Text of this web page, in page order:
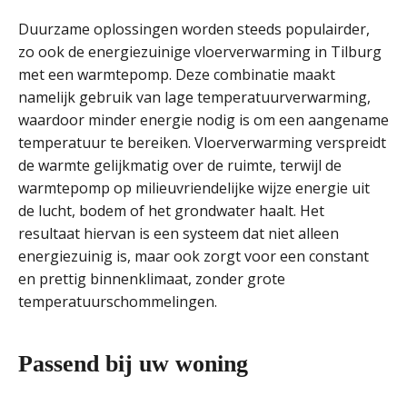
Duurzame oplossingen worden steeds populairder,
zo ook de energiezuinige vloerverwarming in Tilburg
met een warmtepomp. Deze combinatie maakt
namelijk gebruik van lage temperatuurverwarming,
waardoor minder energie nodig is om een aangename
temperatuur te bereiken. Vloerverwarming verspreidt
de warmte gelijkmatig over de ruimte, terwijl de
warmtepomp op milieuvriendelijke wijze energie uit
de lucht, bodem of het grondwater haalt. Het
resultaat hiervan is een systeem dat niet alleen
energiezuinig is, maar ook zorgt voor een constant
en prettig binnenklimaat, zonder grote
temperatuurschommelingen.
Passend bij uw woning